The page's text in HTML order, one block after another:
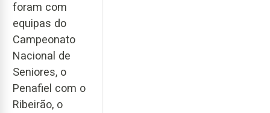
foram com
equipas do
Campeonato
Nacional de
Seniores, o
Penafiel com o
Ribeirão, o